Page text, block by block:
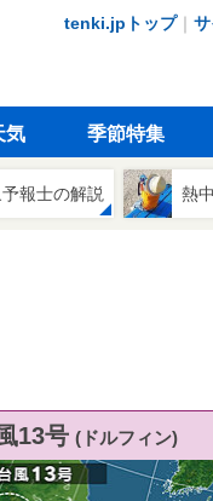
tenki.jpトップ｜
気 季節特集
報士の解説 熱
13号 (ドルフィン)